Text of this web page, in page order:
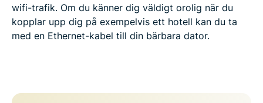
wifi-trafik. Om du känner dig väldigt orolig när du
kopplar upp dig på exempelvis ett hotell kan du ta
med en Ethernet-kabel till din bärbara dator.